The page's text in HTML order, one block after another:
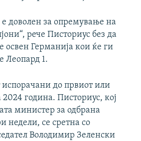
е доволен за опремување на
рече Писториус без да
освен Германија кои ќе ги
Леопард 1.
испорачани до првиот или
2024 година. Писториус, кој
министер за одбрана
недели, се сретна со
Володимир Зеленски